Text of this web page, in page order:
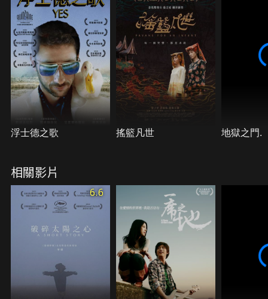
浮士德之歌 搖籃凡世 地獄之門.
相關影片
6.6